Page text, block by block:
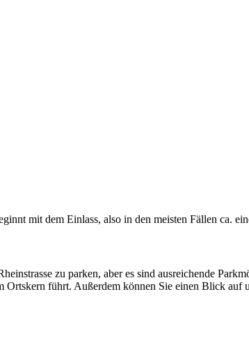
mit dem Einlass, also in den meisten Fällen ca.
zu parken, aber es sind ausreichende
Ortskern führt. Außerdem können Sie einen Blick